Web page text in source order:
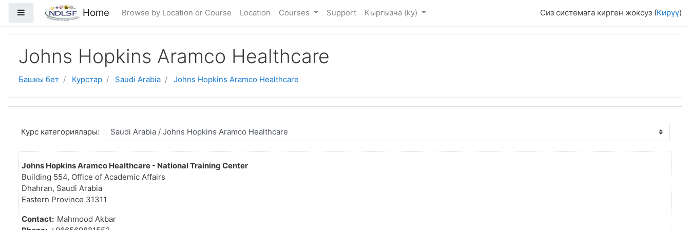
Негизги мазмунга өтүү
Side panel Home Browse by Location or Course Location Courses Support Кыргызча ‎(ky)‎ Сиз системага кирген жоксуз (Кирүү)
Johns Hopkins Aramco Healthcare
Башкы бет Курстар Saudi Arabia Johns Hopkins Aramco Healthcare
Курс категориялары:
Johns Hopkins Aramco Healthcare - National Training Center
Building 554, Office of Academic Affairs
Dhahran, Saudi Arabia
Eastern Province 31311
Contact: Mahmood Akbar